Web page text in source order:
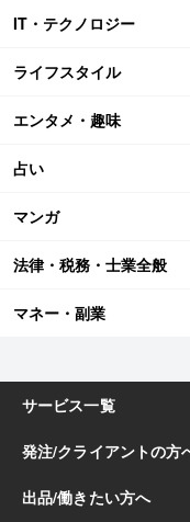
IT・テクノロジー
ライフスタイル
エンタメ・趣味
占い
マンガ
法律・税務・士業全般
マネー・副業